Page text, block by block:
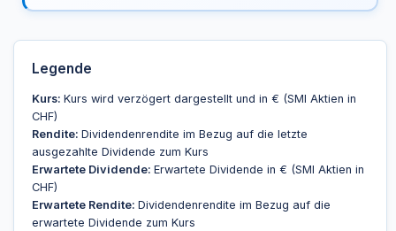
Legende
Kurs: Kurs wird verzögert dargestellt und in € (SMI Aktien in
CHF)
Rendite: Dividendenrendite im Bezug auf die letzte
ausgezahlte Dividende zum Kurs
Erwartete Dividende: Erwartete Dividende in € (SMI Aktien in
CHF)
Erwartete Rendite: Dividendenrendite im Bezug auf die
erwartete Dividende zum Kurs